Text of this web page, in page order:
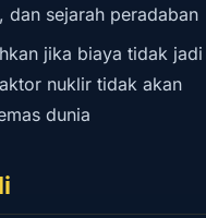
dan sejarah peradaban
jika biaya tidak jadi
nuklir tidak akan
dunia